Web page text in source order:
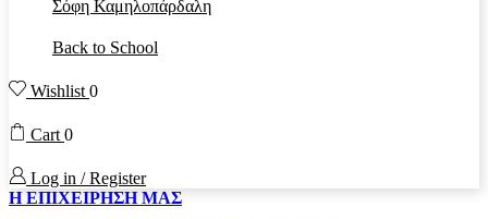
Σόφη Καμηλοπάρδαλη
Back to School
Wishlist0
Cart0
Log in / Register
Η ΕΠΙΧΕΙΡΗΣΗ ΜΑΣ